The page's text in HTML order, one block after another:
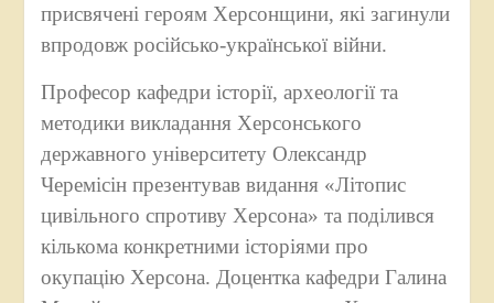
присвячені героям Херсонщини, які загинули
впродовж російсько-української війни.
Професор кафедри історії, археології та
методики викладання Херсонського
державного університету Олександр
Черемісін презентував видання «Літопис
цивільного спротиву Херсона» та поділився
кількома конкретними історіями про
окупацію Херсона. Доцентка кафедри Галина